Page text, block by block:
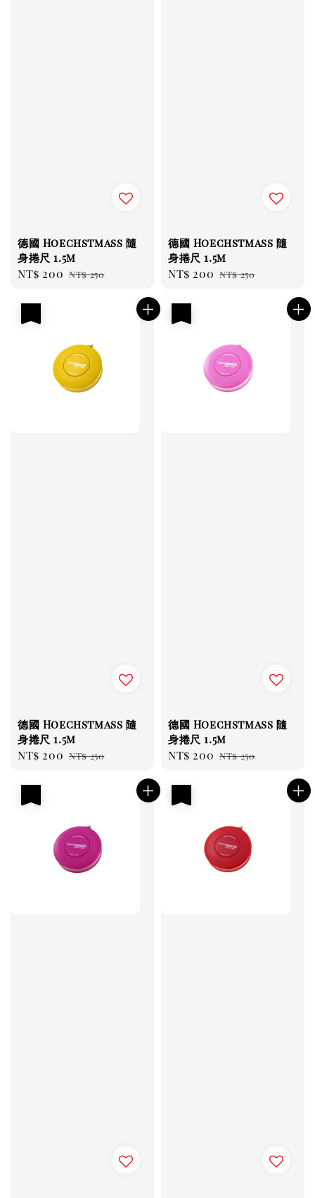
德國 Hoechstmass 隨
身捲尺 1.5m
Sale
NT$ 200 Regular
NT$ 250
德國 Hoechstmass 隨
身捲尺 1.5m
Sale
NT$ 200 Regular
NT$ 250
德國 Hoechstmass 隨
身捲尺 1.5m
Sale
NT$ 200 Regular
NT$ 250
德國 Hoechstmass 隨
身捲尺 1.5m
Sale
NT$ 200 Regular
NT$ 250